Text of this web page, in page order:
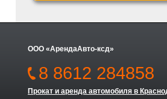
ООО «АрендаАвто-ксд»
8 8612 284858
Прокат и аренда автомобиля в